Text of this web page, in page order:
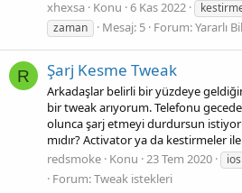
xhexsa Konu 6 Kas 2022
zaman
Mesaj: 5 Forum:Yararlı
R Şarj Kesme Tweak
Arkadaşlar belirli bir yüzdeye
bir tweak arıyorum. Telefonu
olunca şarj etmeyi durdursun
mıdır? Activator ya da kestirmeler
redsmoke Konu 23 Tem 2020
Forum:Tweak istekleri